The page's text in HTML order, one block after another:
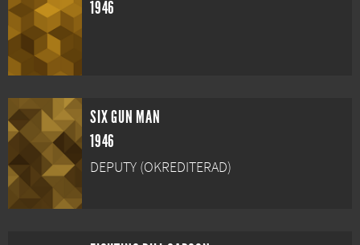
1946
SIX GUN MAN
1946
DEPUTY (OKREDITERAD)